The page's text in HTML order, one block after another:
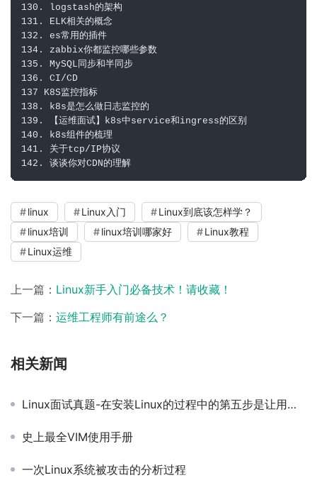
130. logstash的架构
131. ELK相关的概念
132. es常用的插件
134. zabbix你都监控哪些参数
135. MySQL同步和半同步
136. CI/CD
137 K8S监控指标
138. k8s是怎么做日志监控的
139. 【运维面试】k8s中service和ingress的区别
140. k8s组件的梳理
141. 关于tcp/IP协议
142. 谈谈你对CDN的理解
linux Linux入门
Linux到底该怎样学？
linux培训
linux培训哪家好
Linux教程
Linux运维
上一篇： Linux新手入门必备技术！请收藏！
下一篇： 运维工程师有前途么？
相关新闻
Linux面试真题-在安装Linux的过程中的第五步是让用户选择安装方式，如果用户希望安装部分组件（软件程序），并在选择好后让系统自动安装，应该选择的选项是什么？
史上最全VIM使用手册
一次Linux系统被攻击的分析过程